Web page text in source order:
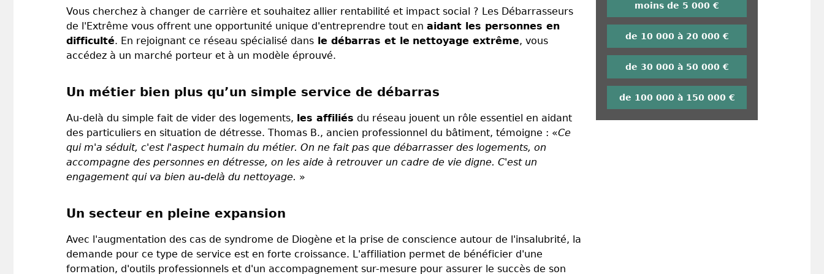
Vous cherchez à changer de carrière et souhaitez allier rentabilité et impact social ? Les Débarrasseurs
de l'Extrême vous offrent une opportunité unique d'entreprendre tout en aidant les personnes en
difficulté. En rejoignant ce réseau spécialisé dans le débarras et le nettoyage extrême, vous
accédez à un marché porteur et à un modèle éprouvé.
Un métier bien plus qu’un simple service de débarras
Au-delà du simple fait de vider des logements, les affiliés du réseau jouent un rôle essentiel en aidant
des particuliers en situation de détresse. Thomas B., ancien professionnel du bâtiment, témoigne : «Ce
qui m'a séduit, c'est l'aspect humain du métier. On ne fait pas que débarrasser des logements, on
accompagne des personnes en détresse, on les aide à retrouver un cadre de vie digne. C'est un
engagement qui va bien au-delà du nettoyage. »
Un secteur en pleine expansion
Avec l'augmentation des cas de syndrome de Diogène et la prise de conscience autour de l'insalubrité, la
demande pour ce type de service est en forte croissance. L'affiliation permet de bénéficier d'une
formation, d'outils professionnels et d'un accompagnement sur-mesure pour assurer le succès de son
moins de 5 000 €
de 10 000 à 20 000 €
de 30 000 à 50 000 €
de 100 000 à 150 000 €